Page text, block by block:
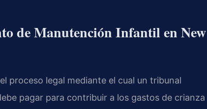
de Manutención Infantil en New
proceso legal mediante el cual un tribunal
pagar para contribuir a los gastos de crianza